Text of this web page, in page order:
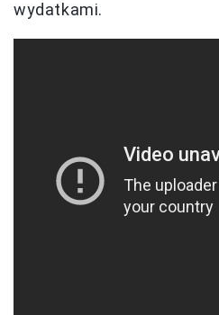
wydatkami.